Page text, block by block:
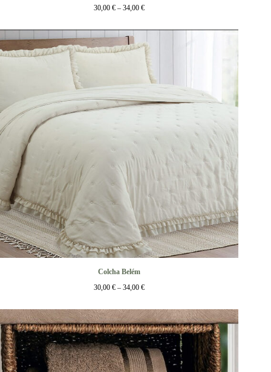
30,00€ – 34,00€
Colcha Belém
30,00€ – 34,00€